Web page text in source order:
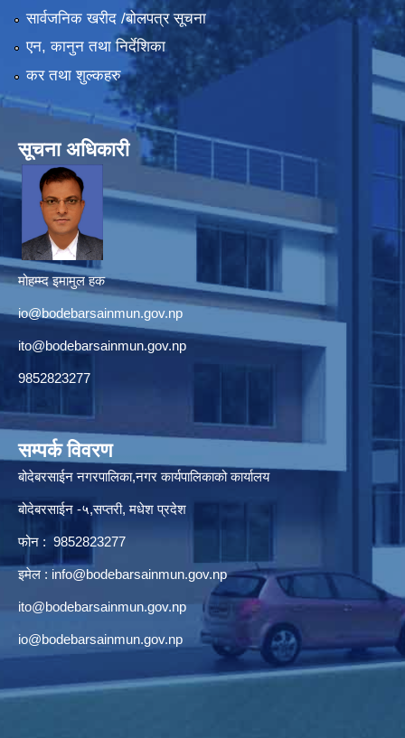
सार्वजनिक खरीद /बोलपत्र सूचना
एन, कानुन तथा निर्देशिका
कर तथा शुल्कहरु
सूचना अधिकारी
मोहम्म्द इमामुल हक
io@bodebarsainmun.gov.np
ito@bodebarsainmun.gov.np
9852823277
सम्पर्क विवरण
बोदेबरसाईन नगरपालिका,नगर कार्यपालिकाको कार्यालय
बोदेबरसाईन -५,सप्तरी, मधेश प्रदेश
फोन : 9852823277
इमेल : info@bodebarsainmun.gov.np
ito@bodebarsainmun.gov.np
io@bodebarsainmun.gov.np